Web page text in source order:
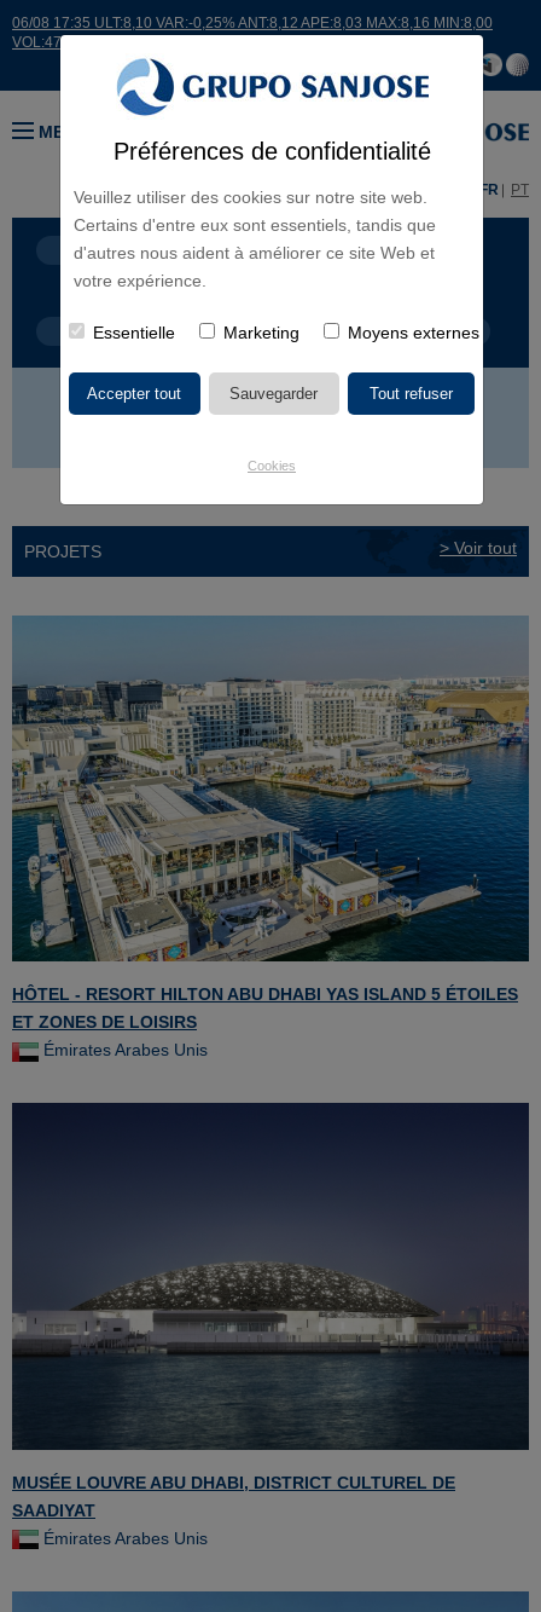
Préférences de confidentialité
Veuillez utiliser des cookies sur notre site web.
Certains d'entre eux sont essentiels, tandis que
d'autres nous aident à améliorer ce site Web et
votre expérience.
Essentielle Marketing Moyens externes
Cookies
06/08 17:35 ULT:8,10 VAR:-0,25% ANT:8,12 APE:8,03 MAX:8,16 MIN:8,00
VOL:47811
MENU
ES FR PT
LIGNES D'ACTIVITÉ CONTINENTS
TYPE DE PROJET NOM DU PROJET
EUROPE AMÉRIQUE ASIE AFRIQUE
PROJETS > Voir tout
HÔTEL - RESORT HILTON ABU DHABI YAS ISLAND 5 ÉTOILES
ET ZONES DE LOISIRS
Émirates Arabes Unis
MUSÉE LOUVRE ABU DHABI, DISTRICT CULTUREL DE
SAADIYAT
Émirates Arabes Unis